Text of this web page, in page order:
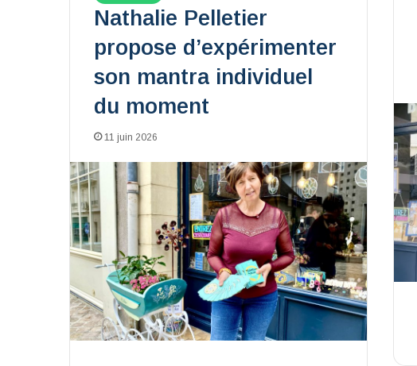
Nathalie Pelletier
propose d’expérimenter
son mantra individuel
du moment
11 juin 2026